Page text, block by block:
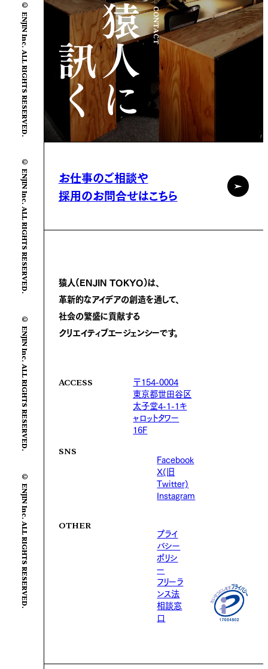
© ENJIN Inc. ALL RIGHTS RESERVED.
© ENJIN Inc. ALL RIGHTS RESERVED.
© ENJIN Inc. ALL RIGHTS RESERVED.
© ENJIN Inc. ALL RIGHTS RESERVED.
CONTACT
お仕事のご相談や
採用のお問合せはこちら
猿人(ENJIN TOKYO)は、
革新的なアイデアの創造を通して、
社会の繁盛に貢献する
クリエイティブエージェンシーです。
ACCESS
〒154-0004
東京都世田谷区
太子堂4-1-1キ
ャロットタワー
16F
SNS
Facebook
X(旧
Twitter)
Instagram
OTHER
プライ
バシー
ポリシ
ー
フリーラ
ンス法
相談窓
口